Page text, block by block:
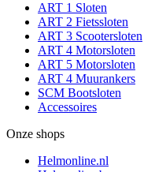
ART 1 Sloten
ART 2 Fietssloten
ART 3 Scootersloten
ART 4 Motorsloten
ART 5 Motorsloten
ART 4 Muurankers
SCM Bootsloten
Accessoires
Onze shops
Helmonline.nl